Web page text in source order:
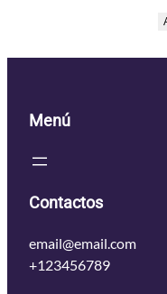
Menú
Contactos
email@email.com
+123456789